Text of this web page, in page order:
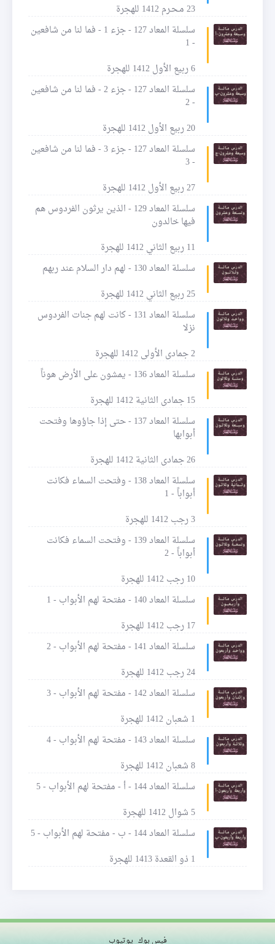
23 مـحـرم 1412 للهجرة
سلسلة المعاد 127 - جزء 1 - فما لنا من شافعين
- 1
6 ربيع الأول 1412 للهجرة
سلسلة المعاد 127 - جزء 2 - فما لنا من شافعين
- 2
20 ربيع الأول 1412 للهجرة
سلسلة المعاد 127 - جزء 3 - فما لنا من شافعين
- 3
27 ربيع الأول 1412 للهجرة
سلسلة المعاد 129 - الذين يرثون الفردوس هم
فيها خالدون
11 ربيع الثاني 1412 للهجرة
سلسلة المعاد 130 - لهم دار السلام عند ربهم
25 ربيع الثاني 1412 للهجرة
سلسلة المعاد 131 - كانت لهم جنات الفردوس
نزلا
2 جمادى الأولى 1412 للهجرة
سلسلة المعاد 136 - يمشون على الأرض هوناً
15 جمادى الثانية 1412 للهجرة
سلسلة المعاد 137 - حتى إذا جاؤوها وفتحت
أبوابها
26 جمادى الثانية 1412 للهجرة
سلسلة المعاد 138 - وفتحت السماء فكانت
أبواباً - 1
3 رجب 1412 للهجرة
سلسلة المعاد 139 - وفتحت السماء فكانت
أبواباً - 2
10 رجب 1412 للهجرة
سلسلة المعاد 140 - مفتحة لهم الأبواب - 1
17 رجب 1412 للهجرة
سلسلة المعاد 141 - مفتحة لهم الأبواب - 2
24 رجب 1412 للهجرة
سلسلة المعاد 142 - مفتحة لهم الأبواب - 3
1 شعبان 1412 للهجرة
سلسلة المعاد 143 - مفتحة لهم الأبواب - 4
8 شعبان 1412 للهجرة
سلسلة المعاد 144 - أ - مفتحة لهم الأبواب - 5
5 شوال 1412 للهجرة
سلسلة المعاد 144 - ب - مفتحة لهم الأبواب - 5
1 ذو القعدة 1413 للهجرة
فيس بوك يوتيوب